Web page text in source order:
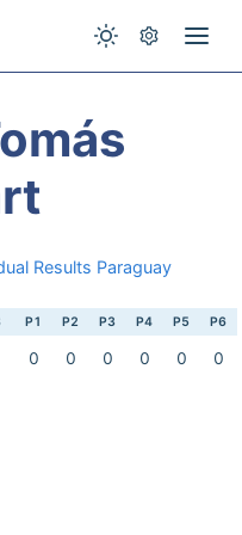
Results Paraguay
P1 P2 P3 P4 P5 P6
0 0 0 0 0 0